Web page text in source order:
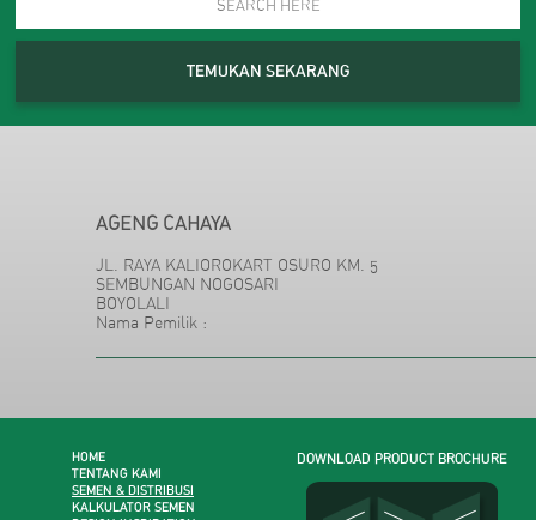
BOYOLALI
DADI MAKMUR
BOYOLALI
BOYOLALI
MARJIONO
TEMUKAN SEKARANG
AGENG CAHAYA
JL. RAYA KALIOROKART OSURO KM. 5
SEMBUNGAN NOGOSARI
BOYOLALI
Nama Pemilik :
HOME
TENTANG KAMI
SEMEN & DISTRIBUSI
KALKULATOR SEMEN
DOWNLOAD PRODUCT BROCHURE